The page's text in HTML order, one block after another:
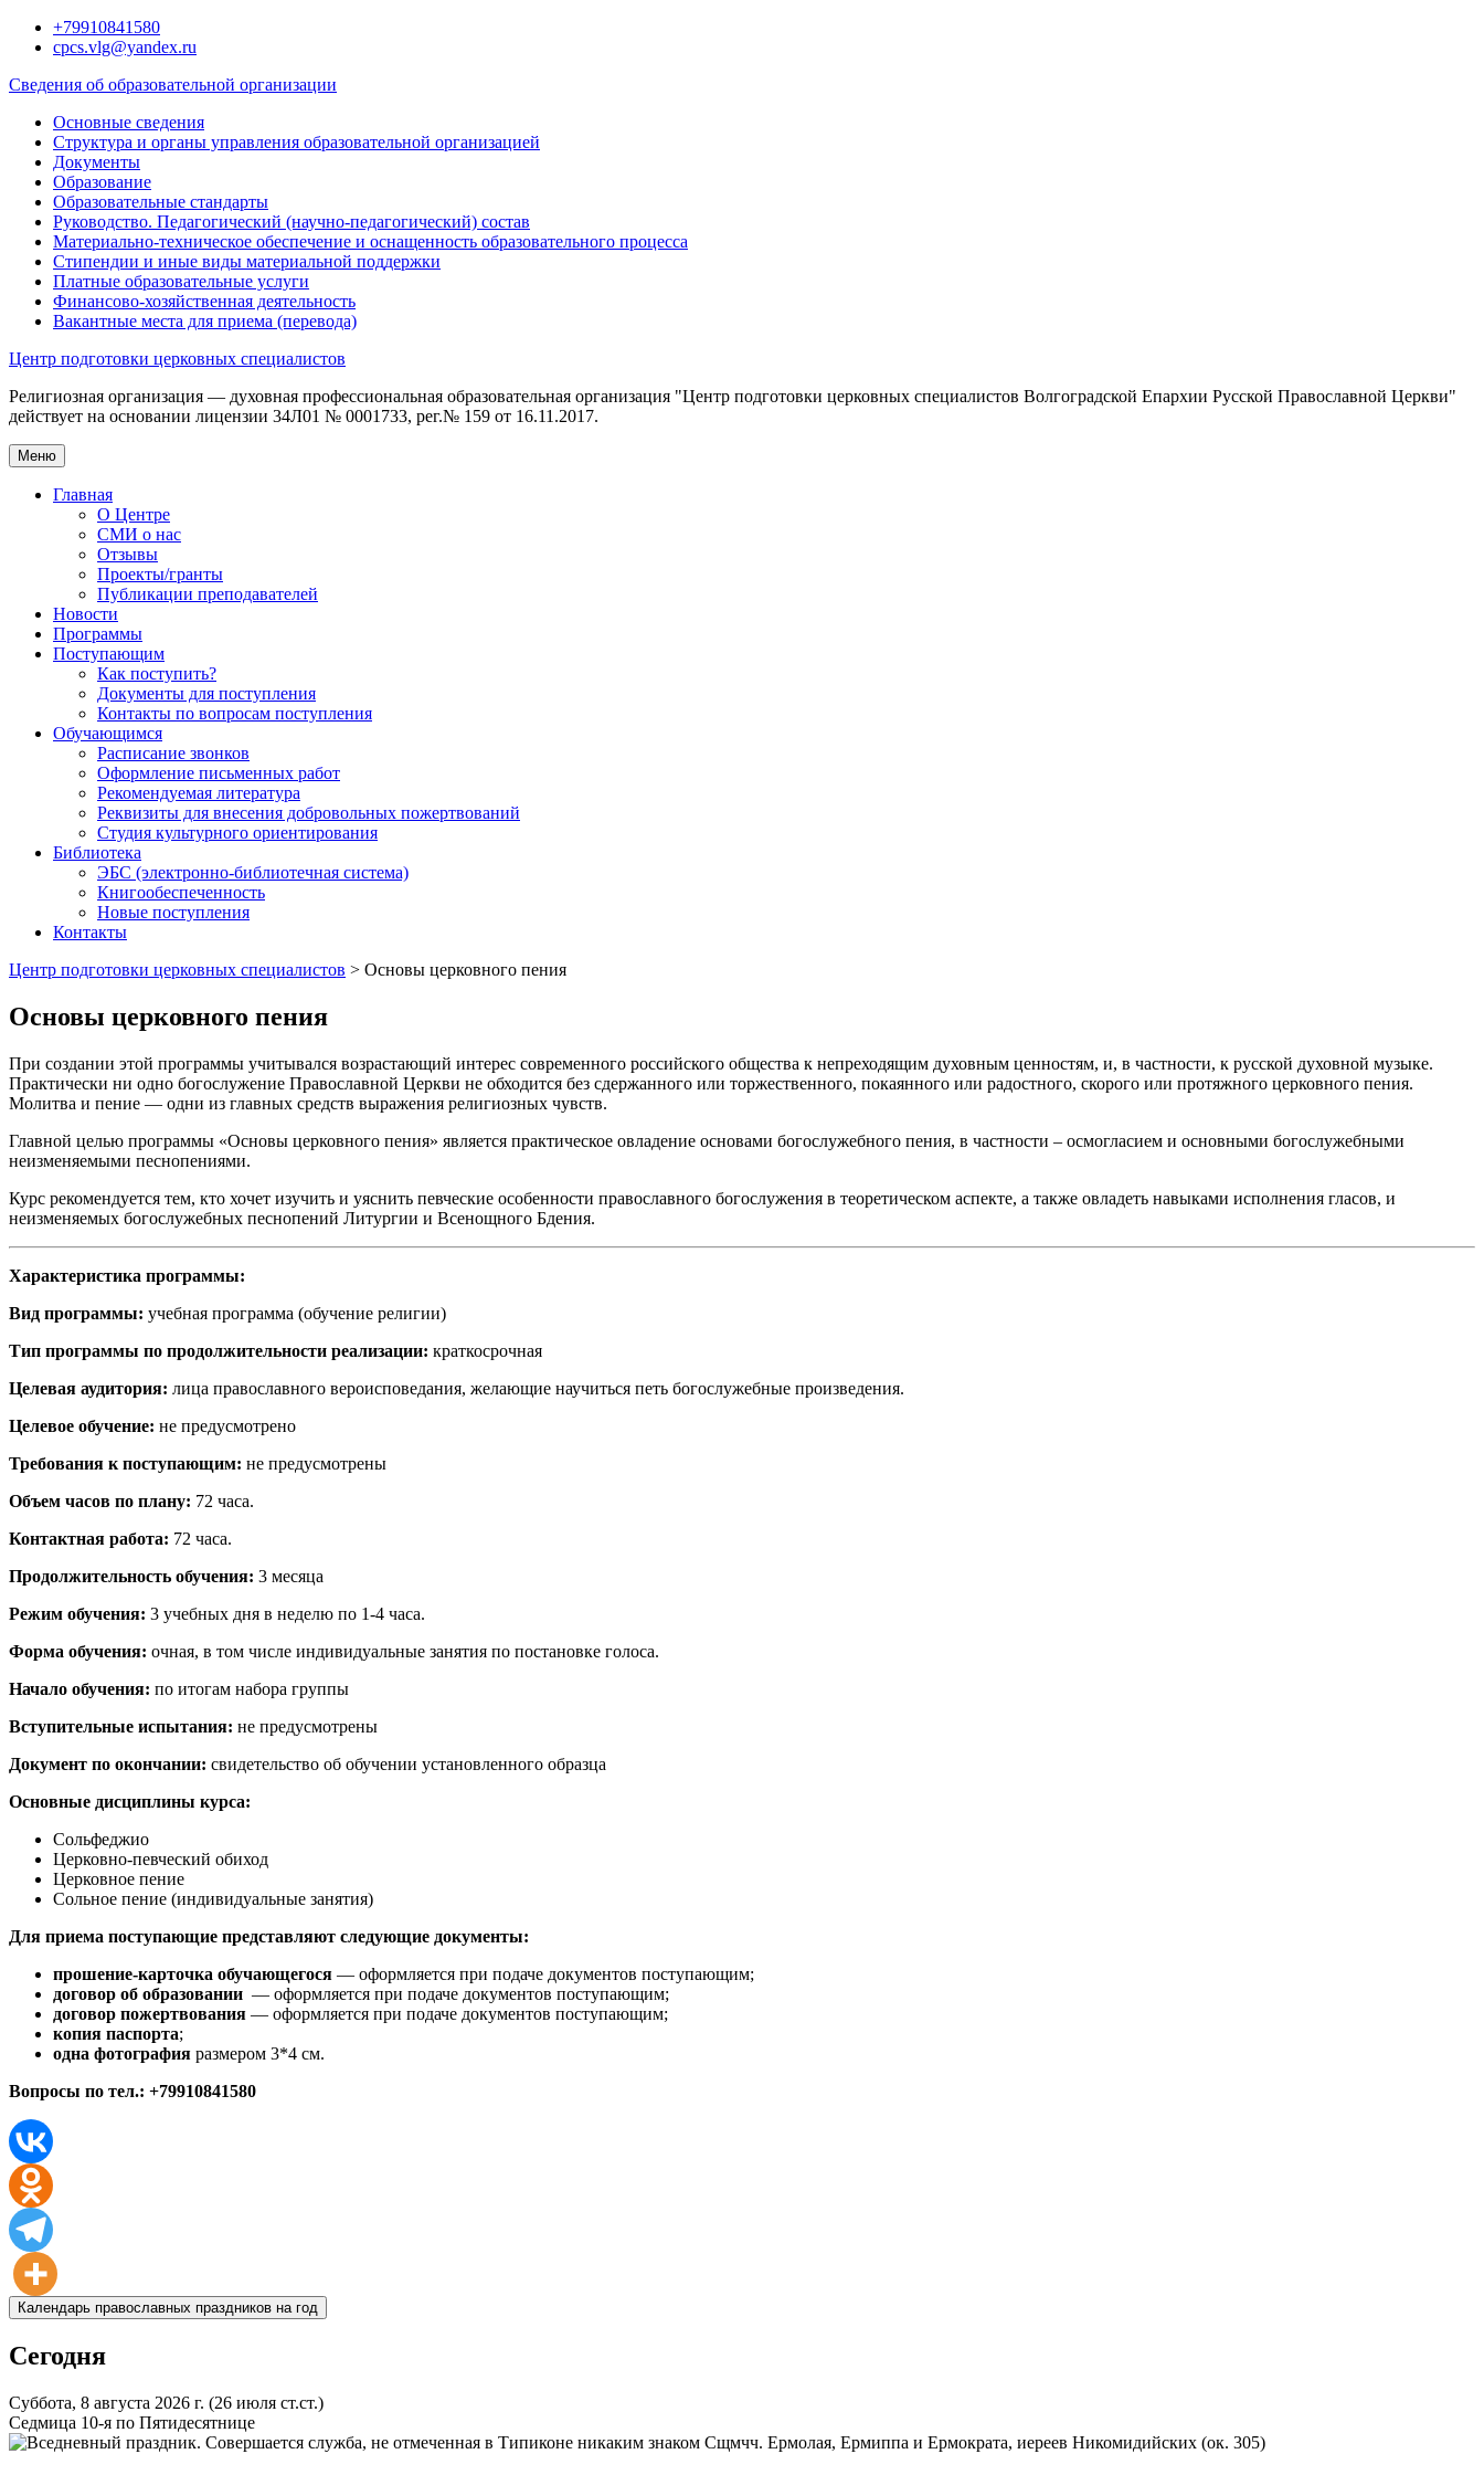
Перейти+79910841580
cpcs.vlg@yandex.ru
Сведения об образовательной организации
Основные сведения
Структура и органы управления образовательной организацией
Документы
Образование
Образовательные стандарты
Руководство. Педагогический (научно-педагогический) состав
Материально-техническое обеспечение и оснащенность образовательного процесса
Стипендии и иные виды материальной поддержки
Платные образовательные услуги
Финансово-хозяйственная деятельность
Вакантные места для приема (перевода)
Центр подготовки церковных специалистов
Религиозная организация — духовная профессиональная образовательная организация "Центр подготовки церковных специалистов Волгоградской Eпархии Русской Православной Церкви"
действует на основании лицензии 34Л01 № 0001733, рег.№ 159 от 16.11.2017.
Меню
Главная
О Центре
СМИ о нас
Отзывы
Проекты/гранты
Публикации преподавателей
Новости
Программы
Поступающим
Как поступить?
Документы для поступления
Контакты по вопросам поступления
Обучающимся
Расписание звонков
Оформление письменных работ
Рекомендуемая литература
Реквизиты для внесения добровольных пожертвований
Студия культурного ориентирования
Библиотека
ЭБС (электронно-библиотечная система)
Книгообеспеченность
Новые поступления
Контакты
Центр подготовки церковных специалистов > Основы церковного пения
Основы церковного пения
При создании этой программы учитывался возрастающий интерес современного российского общества к непреходящим духовным ценностям, и, в частности, к русской духовной музыке.
Практически ни одно богослужение Православной Церкви не обходится без сдержанного или торжественного, покаянного или радостного, скорого или протяжного церковного пения.
Молитва и пение — одни из главных средств выражения религиозных чувств.
Главной целью программы «Основы церковного пения» является практическое овладение основами богослужебного пения, в частности – осмогласием и основными богослужебными
неизменяемыми песнопениями.
Курс рекомендуется тем, кто хочет изучить и уяснить певческие особенности православного богослужения в теоретическом аспекте, а также овладеть навыками исполнения гласов, и
неизменяемых богослужебных песнопений Литургии и Всенощного Бдения.
Характеристика программы:
Вид программы: учебная программа (обучение религии)
Тип программы по продолжительности реализации: краткосрочная
Целевая аудитория: лица православного вероисповедания, желающие научиться петь богослужебные произведения.
Целевое обучение: не предусмотрено
Требования к поступающим: не предусмотрены
Объем часов по плану: 72 часа.
Контактная работа: 72 часа.
Продолжительность обучения: 3 месяца
Режим обучения: 3 учебных дня в неделю по 1-4 часа.
Форма обучения: очная, в том числе индивидуальные занятия по постановке голоса.
Начало обучения: по итогам набора группы
Вступительные испытания: не предусмотрены
Документ по окончании: свидетельство об обучении установленного образца
Основные дисциплины курса:
Сольфеджио
Церковно-певческий обиход
Церковное пение
Сольное пение (индивидуальные занятия)
Для приема поступающие представляют следующие документы:
прошение-карточка обучающегося — оформляется при подаче документов поступающим;
договор об образовании — оформляется при подаче документов поступающим;
договор пожертвования — оформляется при подаче документов поступающим;
копия паспорта;
одна фотография размером 3*4 см.
Вопросы по тел.: +79910841580
Календарь православных праздников на год
Сегодня
Суббота, 8 августа 2026 г. (26 июля ст.ст.)
Седмица 10-я по Пятидесятнице
Сщмчч. Ермолая, Ермиппа и Ермократа, иереев Никомидийских (ок. 305)